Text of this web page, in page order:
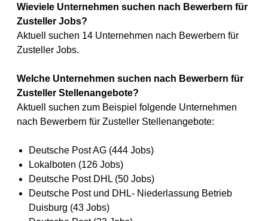
Wieviele Unternehmen suchen nach Bewerbern für
Zusteller Jobs?
Aktuell suchen 14 Unternehmen nach Bewerbern für
Zusteller Jobs.
Welche Unternehmen suchen nach Bewerbern für
Zusteller Stellenangebote?
Aktuell suchen zum Beispiel folgende Unternehmen
nach Bewerbern für Zusteller Stellenangebote:
Deutsche Post AG (444 Jobs)
Lokalboten (126 Jobs)
Deutsche Post DHL (50 Jobs)
Deutsche Post und DHL- Niederlassung Betrieb
Duisburg (43 Jobs)